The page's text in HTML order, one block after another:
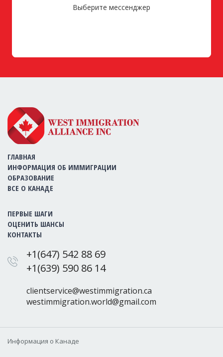
Выберите мессенджер
ГЛАВНАЯ
ИНФОРМАЦИЯ ОБ ИММИГРАЦИИ
ОБРАЗОВАНИЕ
ВСЕ О КАНАДЕ
ПЕРВЫЕ ШАГИ
ОЦЕНИТЬ ШАНСЫ
КОНТАКТЫ
+1(647) 542 88 69
+1(639) 590 86 14
clientservice@westimmigration.ca
westimmigration.world@gmail.com
Информация о Канаде